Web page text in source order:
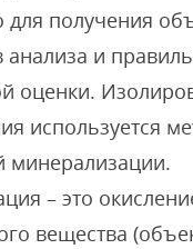
для получения
анализа и
оценки.
используется
минерализации.
– это
вещества